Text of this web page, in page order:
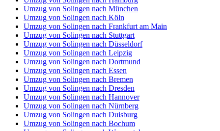
Umzug von Solingen nach München
Umzug von Solingen nach Köln
Umzug von Solingen nach Frankfurt am Main
Umzug von Solingen nach Stuttgart
Umzug von Solingen nach Düsseldorf
Umzug von Solingen nach Leipzig
Umzug von Solingen nach Dortmund
Umzug von Solingen nach Essen
Umzug von Solingen nach Bremen
Umzug von Solingen nach Dresden
Umzug von Solingen nach Hannover
Umzug von Solingen nach Nürnberg
Umzug von Solingen nach Duisburg
Umzug von Solingen nach Bochum